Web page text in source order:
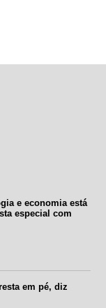
e economia está
especial com
em pé, diz